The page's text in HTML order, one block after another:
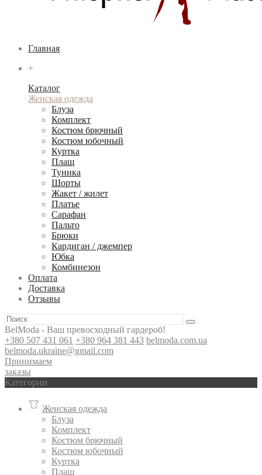
Главная
+
Каталог
Женская одежда
Блуза
Комплект
Костюм брючный
Костюм юбочный
Куртка
Плащ
Туника
Шорты
Жакет / жилет
Платье
Сарафан
Пальто
Брюки
Кардиган / джемпер
Юбка
Комбинезон
Оплата
Доставка
Отзывы
BelModa - Ваш превосходный гардероб!
+380 507 431 061 +380 964 381 443 belmoda.com.ua
belmoda.ukraine@gmail.com
Принимаем
заказы
Категории
Женская одежда
Блуза
Комплект
Костюм брючный
Костюм юбочный
Куртка
Плащ